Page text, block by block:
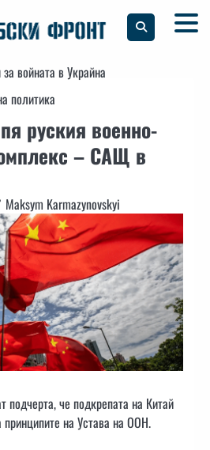
войната в Украйна
политика
руския военно-
– САЩ в
Maksym Karmazynovskyi
подчерта, че подкрепата на Китай
принципите на Устава на ООН.